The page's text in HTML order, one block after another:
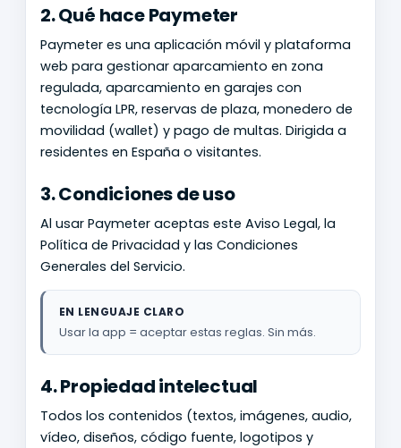
2. Qué hace Paymeter
Paymeter es una aplicación móvil y plataforma
web para gestionar aparcamiento en zona
regulada, aparcamiento en garajes con
tecnología LPR, reservas de plaza, monedero de
movilidad (wallet) y pago de multas. Dirigida a
residentes en España o visitantes.
3. Condiciones de uso
Al usar Paymeter aceptas este Aviso Legal, la
Política de Privacidad y las Condiciones
Generales del Servicio.
EN LENGUAJE CLARO
Usar la app = aceptar estas reglas. Sin más.
4. Propiedad intelectual
Todos los contenidos (textos, imágenes, audio,
vídeo, diseños, código fuente, logotipos y